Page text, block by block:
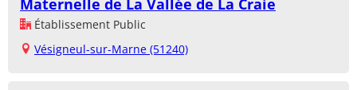
Maternelle de La Vallée de La Craie
Établissement Public
Vésigneul-sur-Marne (51240)